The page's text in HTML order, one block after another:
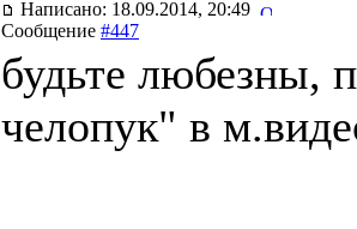
Написано: 18.09.2014, 20:49
Сообщение #447
будьте любезны,
челопук" в